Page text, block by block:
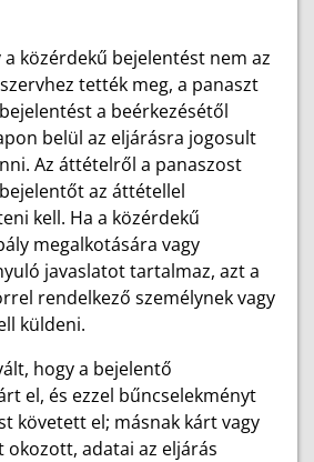
a közérdekű bejelentést nem az
tették meg, a panaszt
a beérkezésétől
belül az eljárásra jogosult
Az áttételről a panaszost
az áttétellel
kell. Ha a közérdekű
megalkotására vagy
javaslatot tartalmaz, azt a
rendelkező személynek vagy
küldeni.
hogy a bejelentő
el, és ezzel bűncselekményt
követett el; másnak kárt vagy
okozott, adatai az eljárás